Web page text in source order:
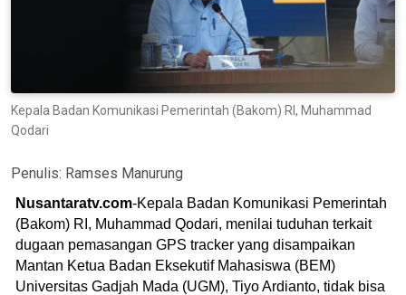
Kepala Badan Komunikasi Pemerintah (Bakom) RI, Muhammad
Qodari
Penulis: Ramses Manurung
Nusantaratv.com-Kepala Badan Komunikasi Pemerintah
(Bakom) RI, Muhammad Qodari, menilai tuduhan terkait
dugaan pemasangan GPS tracker yang disampaikan
Mantan Ketua Badan Eksekutif Mahasiswa (BEM)
Universitas Gadjah Mada (UGM), Tiyo Ardianto, tidak bisa